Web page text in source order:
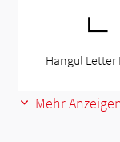
ㄴ
Hangul Letter
Mehr Anzeigen